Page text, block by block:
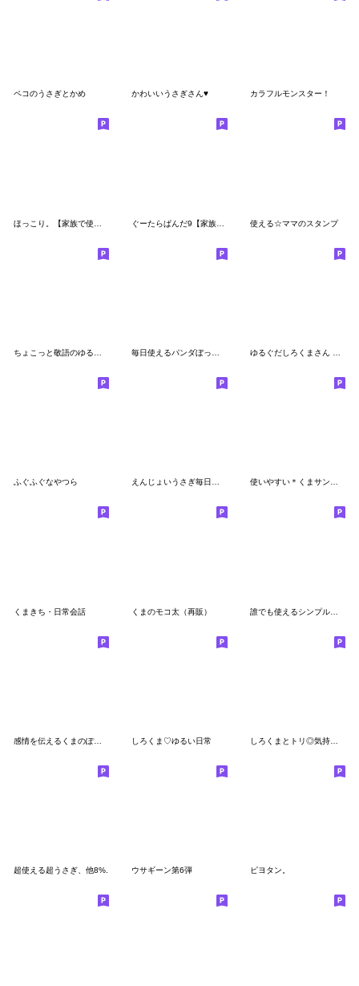
ペコのうさぎとかめ かわいいうさぎさん♥ カラフルモンスター！
使える☆ママのスタンプ
ふぐふぐなやつら えんじょいうさぎ毎日使えるよ 使いやすい＊くまサン＊挨拶スタンプ
くまきち・日常会話 くまのモコ太（再販） 誰でも使えるシンプルなスタンプ
感情を伝えるくまのぽんこつ しろくま♡ゆるい日常 しろくまとトリ◎気持ちを伝えるスタンプ#1
超使える超うさぎ、他8%. ウサギーン第6弾 ピヨタン。